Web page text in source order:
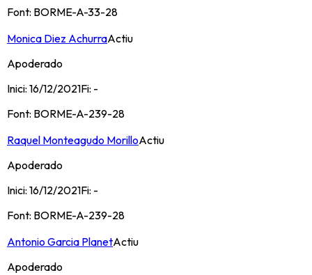
Font: BORME-A-33-28
Monica Diez AchurraActiu
Apoderado
Inici: 16/12/2021Fi: -
Font: BORME-A-239-28
Raquel Monteagudo MorilloActiu
Apoderado
Inici: 16/12/2021Fi: -
Font: BORME-A-239-28
Antonio Garcia PlanetActiu
Apoderado